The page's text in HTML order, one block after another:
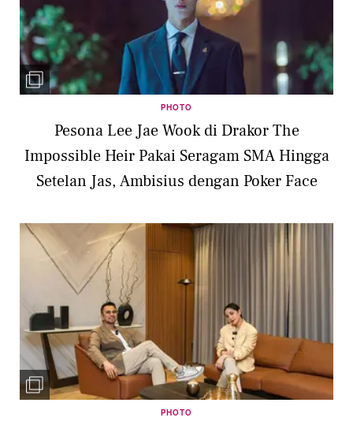
PHOTO
Pesona Lee Jae Wook di Drakor The
Impossible Heir Pakai Seragam SMA Hingga
Setelan Jas, Ambisius dengan Poker Face
PHOTO